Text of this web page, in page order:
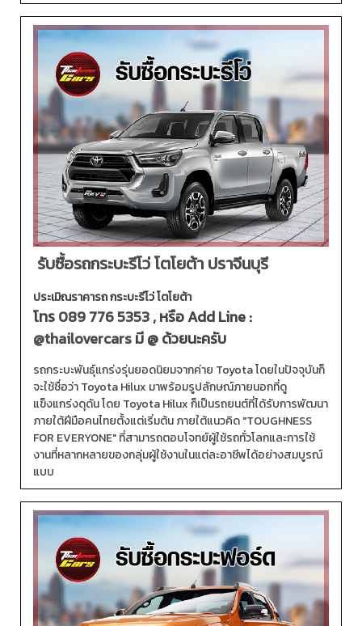
รับซื้อรถกระบะรีโว่ โตโยต้า ปราจีนบุรี
ประเมิณราคารถ กระบะรีโว่ โตโยต้า
โทร089 776 5353, หรือ Add Line :
@thailovercarsมี @ ด้วยนะครับ
รถกระบะพันธุ์แกร่งรุ่นยอดนิยมจากค่าย Toyota โดยในปัจจุบันก็
จะใช้ชื่อว่า Toyota Hilux มาพร้อมรูปลักษณ์ภายนอกที่ดู
แข็งแกร่งดุดัน โดย Toyota Hilux ก็เป็นรถยนต์ที่ได้รับการพัฒนา
ภายใต้ฝีมือคนไทยตั้งแต่เริ่มต้น ภายใต้แนวคิด "TOUGHNESS
FOR EVERYONE" ที่สามารถตอบโจทย์ผู้ใช้รถทั่วโลกและการใช้
งานที่หลากหลายของกลุ่มผู้ใช้งานในแต่ละอาชีพได้อย่างสมบูรณ์
แบบ